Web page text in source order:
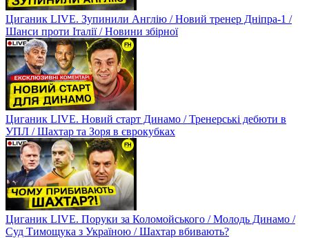
Циганик LIVE. Зупинили Англію / Новий тренер Дніпра-1 /
Шанси проти Італії / Новини збірної
Циганик LIVE. Новий старт Динамо / Тренерські дебюти в
УПЛ / Шахтар та Зоря в єврокубках
Циганик LIVE. Поруки за Коломойського / Молодь Динамо /
Суд Тимощука з Україною / Шахтар вбивають?